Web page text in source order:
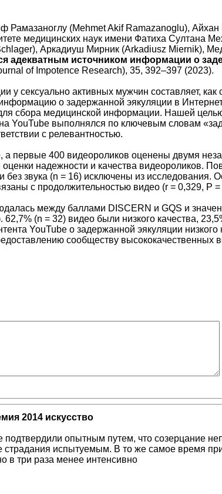
Рамазаноглу (Mehmet Akif Ramazanoglu),
медицинских наук имени Фатиха Султана
Аркадиуш Мирник (Arkadiusz Miernik),
адекватным источником информации о
of Impotence Research), 35, 392–397 (2023).
у сексуально активных мужчин составляет,
о задержанной эякуляции в
сбора медицинской информации. Нашей
YouTube выполнялся по ключевым словам
с релевантностью.
а первые 400 видеороликов оценены двумя
надежности и качества видеороликов.
без звука (n = 16) исключены из
с продолжительностью видео (r = 0,329, P
между баллами DISCERN и GQS и
(n = 32) видео были низкого качества,
YouTube о задержанной эякуляции
сообществу высококачественных
2014 искусство
подтвердили опытным путем, что созерцание
страдания испытуемым. В то же самое время
в три раза менее интенсивно